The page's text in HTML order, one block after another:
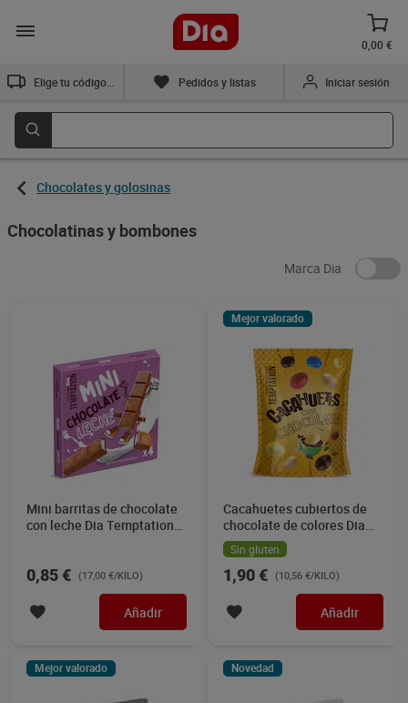
0,00 €
Pedidos y listas Iniciar sesión
Chocolates y golosinas
Chocolatinas y bombones
Marca Dia
Mini barritas de chocolate
con leche Dia Temptation
0,85 € (17,00 €/KILO)
Añadir
Mejor valorado
Cacahuetes cubiertos de
chocolate de colores Dia
Temptation 180 g
Sin gluten
1,90 € (10,56 €/KILO)
Añadir
Mejor valorado Novedad